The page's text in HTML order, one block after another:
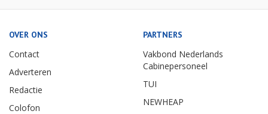
OVER ONS
Contact
Adverteren
Redactie
Colofon
PARTNERS
Vakbond Nederlands
Cabinepersoneel
TUI
NEWHEAP